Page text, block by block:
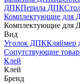
ДПКПерила ДПК
Комплектующие для
Комплектующие для
Вид
Уголок ДПККляймер
Сопутствующие
Клей
Клей
Бренд